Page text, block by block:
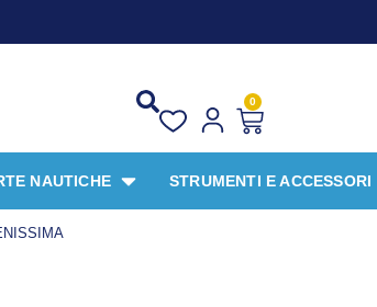
0
NAUTICHE STRUMENTI E ACCESSORI